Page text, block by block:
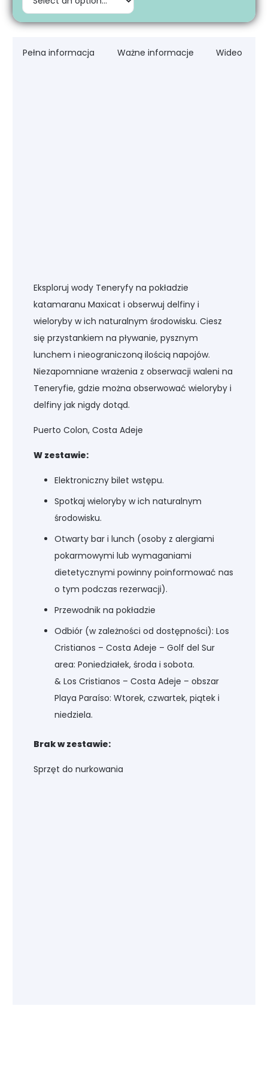
Pełna informacja Ważne informacje Wideo
Eksploruj wody Teneryfy na pokładzie
katamaranu Maxicat i obserwuj delfiny i
wieloryby w ich naturalnym środowisku. Ciesz
się przystankiem na pływanie, pysznym
lunchem i nieograniczoną ilością napojów.
Niezapomniane wrażenia z obserwacji waleni na
Teneryfie, gdzie można obserwować wieloryby i
delfiny jak nigdy dotąd.
Puerto Colon, Costa Adeje
W zestawie:
Elektroniczny bilet wstępu.
Spotkaj wieloryby w ich naturalnym
środowisku.
Otwarty bar i lunch (osoby z alergiami
pokarmowymi lub wymaganiami
dietetycznymi powinny poinformować nas
o tym podczas rezerwacji).
Przewodnik na pokładzie
Odbiór (w zależności od dostępności): Los
Cristianos – Costa Adeje – Golf del Sur
area: Poniedziałek, środa i sobota.
& Los Cristianos – Costa Adeje – obszar
Playa Paraíso: Wtorek, czwartek, piątek i
niedziela.
Brak w zestawie:
Sprzęt do nurkowania